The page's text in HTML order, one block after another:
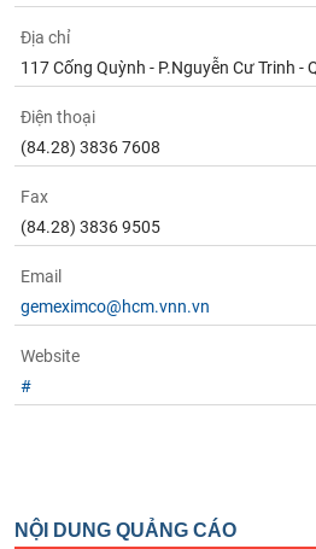
Địa chỉ
117 Cống Quỳnh - P.Nguyễn Cư Trinh -
Điện thoại
(84.28) 3836 7608
Fax
(84.28) 3836 9505
Email
gemeximco@hcm.vnn.vn
Website
#
Lãnh
(-)
Tất cả Người nội bộ Người
Tin
tức
(-)
Bài
viết
của
tác
Báo
cáo